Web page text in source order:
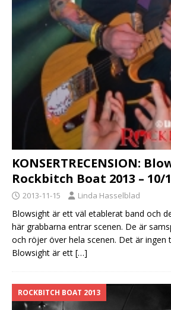
KONSERTRECENSION:
Rockbitch Boat 2013 – 10/
2013-11-15 Linda Hasselblad
Blowsight är ett väl etablerat band och
här grabbarna entrar scenen. De är
och röjer över hela scenen. Det är ingen
Blowsight är ett […]
ROCKBITCH BOAT 2013